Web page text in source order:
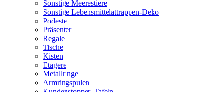
Sonstige Meerestiere
Sonstige Lebensmittelattrappen-Deko
Podeste
Präsenter
Regale
Tische
Kisten
Etagere
Metallringe
Armringspulen